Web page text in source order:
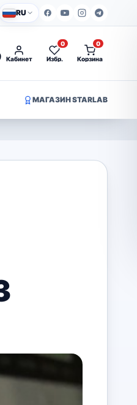
RU
Кабинет Избр.
0
Корзина
0
МАГАЗИН STARLAB